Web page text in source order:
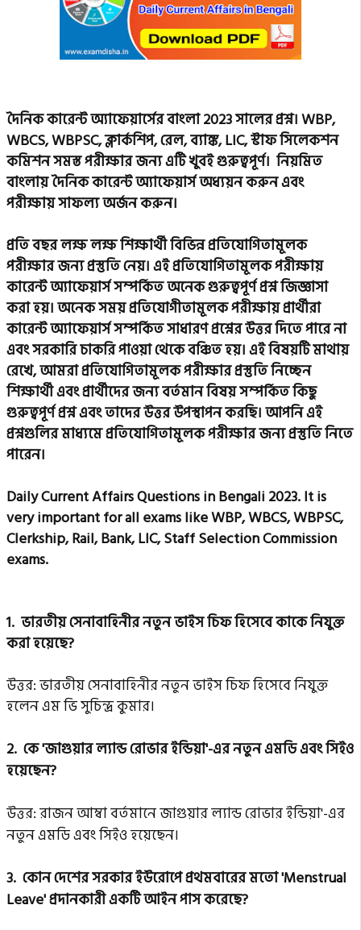
দৈনিক কারেন্ট অ্যাফেয়ার্সের বাংলা 2023 সালের প্রশ্ন। WBP,
WBCS, WBPSC, ক্লার্কশিপ, রেল, ব্যাঙ্ক, LIC, স্টাফ সিলেকশন
কমিশন সমস্ত পরীক্ষার জন্য এটি খুবই গুরুত্বপূর্ণ। নিয়মিত
বাংলায় দৈনিক কারেন্ট অ্যাফেয়ার্স অধ্যয়ন করুন এবং
পরীক্ষায় সাফল্য অর্জন করুন।
প্রতি বছর লক্ষ লক্ষ শিক্ষার্থী বিভিন্ন প্রতিযোগিতামূলক
পরীক্ষার জন্য প্রস্তুতি নেয়।এই প্রতিযোগিতামূলক পরীক্ষায়
কারেন্ট অ্যাফেয়ার্স সম্পর্কিত অনেক গুরুত্বপূর্ণ প্রশ্ন জিজ্ঞাসা
করা হয়।অনেক সময় প্রতিযোগীতামূলক পরীক্ষায় প্রার্থীরা
কারেন্ট অ্যাফেয়ার্স সম্পর্কিত সাধারণ প্রশ্নের উত্তর দিতে পারে না
এবং সরকারি চাকরি পাওয়া থেকে বঞ্চিত হয়।এই বিষয়টি মাথায়
রেখে, আমরা প্রতিযোগিতামূলক পরীক্ষার প্রস্তুতি নিচ্ছেন
শিক্ষার্থী এবং প্রার্থীদের জন্য বর্তমান বিষয় সম্পর্কিত কিছু
গুরুত্বপূর্ণ প্রশ্ন এবং তাদের উত্তর উপস্থাপন করছি।আপনি এই
প্রশ্নগুলির মাধ্যমে প্রতিযোগিতামূলক পরীক্ষার জন্য প্রস্তুতি নিতে
পারেন।
Daily Current Affairs Questions in Bengali 2023. It is
very important for all exams like WBP, WBCS, WBPSC,
Clerkship, Rail, Bank, LIC, Staff Selection Commission
exams.
1. ভারতীয় সেনাবাহিনীর নতুন ভাইস চিফ হিসেবে কাকে নিযুক্ত
করা হয়েছে?
উত্তর: ভারতীয় সেনাবাহিনীর নতুন ভাইস চিফ হিসেবে নিযুক্ত
হলেন এম ভি সুচিন্দ্র কুমার।
2. কে 'জাগুয়ার ল্যান্ড রোভার ইন্ডিয়া'-এর নতুন এমডি এবং সিইও
হয়েছেন?
উত্তর:রাজন আম্বা বর্তমানে জাগুয়ার ল্যান্ড রোভার ইন্ডিয়া'-এর
নতুন এমডি এবং সিইও হয়েছেন।
3. কোন দেশের সরকার ইউরোপে প্রথমবারের মতো 'Menstrual
Leave' প্রদানকারী একটি আইন পাস করেছে?